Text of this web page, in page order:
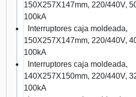
150X257X147mm, 220/440V,
100kA
Interruptores caja moldeada,
150X257X147mm, 220/440V,
100kA
Interruptores caja moldeada,
140X257X150mm, 220/440V,
100kA